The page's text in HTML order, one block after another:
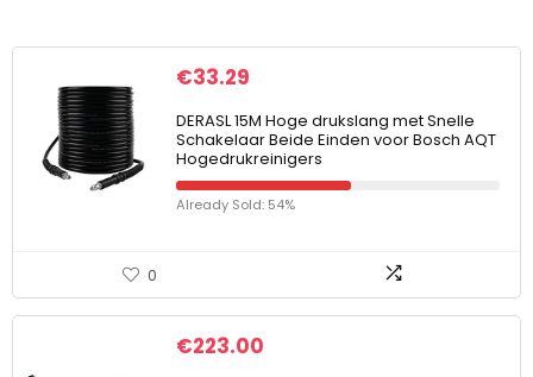
€33.29
DERASL 15M Hoge drukslang met Snelle
Schakelaar Beide Einden voor Bosch AQT
Hogedrukreinigers
Already Sold: 54%
0
€223.00